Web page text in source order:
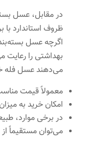
در مقابل، عسل
ظروف استاندارد
اگرچه عسل
بهداشتی را رعایت
می‌دهند عسل فله
معمولاً قیمت
امکان خرید به
در برخی موارد،
می‌توان مستقیماً از